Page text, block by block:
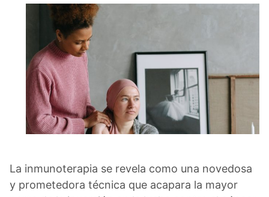
La inmunoterapia se revela como una novedosa
y prometedora técnica que acapara la mayor